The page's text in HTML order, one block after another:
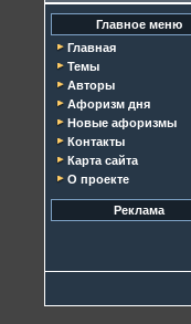
Главное меню
Главная
Темы
Авторы
Афоризм дня
Новые афоризмы
Контакты
Карта сайта
О проекте
Реклама